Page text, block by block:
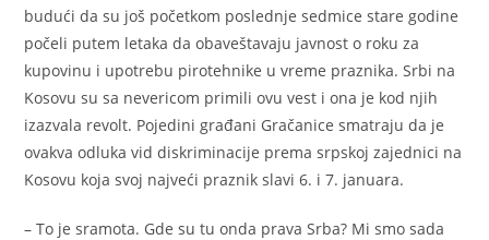
budući da su još početkom poslednje sedmice stare godine
počeli putem letaka da obaveštavaju javnost o roku za
kupovinu i upotrebu pirotehnike u vreme praznika. Srbi na
Kosovu su sa nevericom primili ovu vest i ona je kod njih
izazvala revolt. Pojedini građani Gračanice smatraju da je
ovakva odluka vid diskriminacije prema srpskoj zajednici na
Kosovu koja svoj najveći praznik slavi 6. i 7. januara.
– To je sramota. Gde su tu onda prava Srba? Mi smo sada